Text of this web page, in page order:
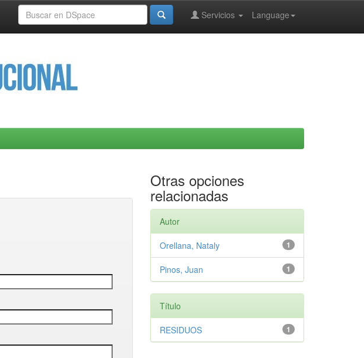
Language
Servicios
Otras opciones
relacionadas
Autor
1
Orellana, Nataly
1
Pinos, Juan
Título
1
RESIDUOS